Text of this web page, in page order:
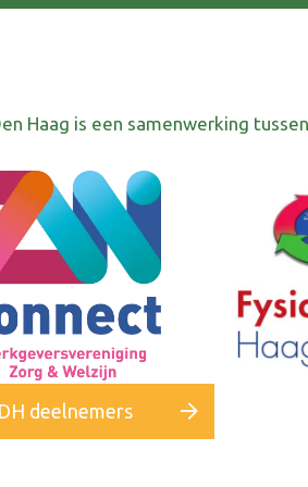
Haag is een samenwerking
deelnemers